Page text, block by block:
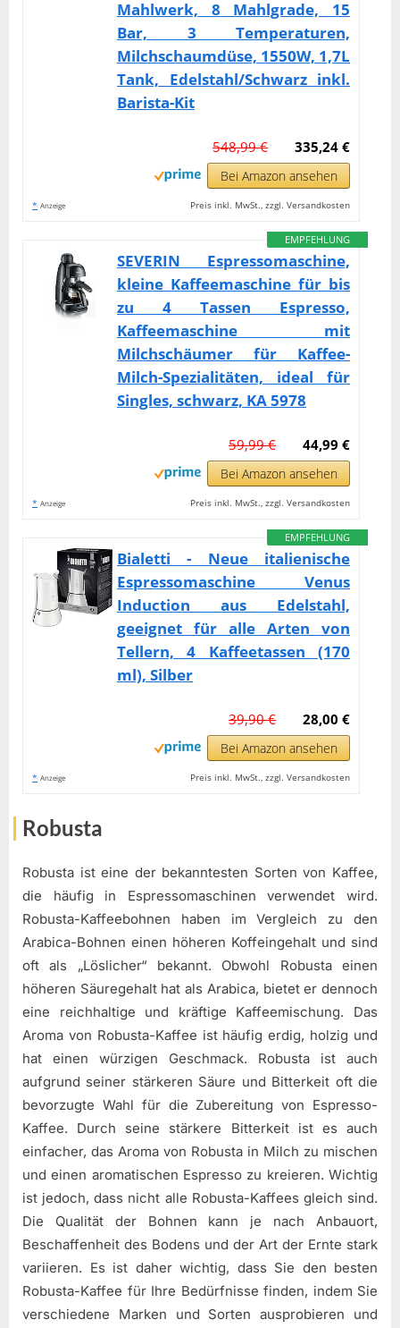
Mahlwerk, 8 Mahlgrade, 15
Bar, 3 Temperaturen,
Milchschaumdüse, 1550W, 1,7L
Tank, Edelstahl/Schwarz inkl.
Barista-Kit
335,24 €
548,99 €
Bei Amazon ansehen
* Anzeige Preis inkl. MwSt., zzgl. Versandkosten
EMPFEHLUNG
SEVERIN Espressomaschine,
kleine Kaffeemaschine für bis
zu 4 Tassen Espresso,
Kaffeemaschine mit
Milchschäumer für Kaffee-
Milch-Spezialitäten, ideal für
Singles, schwarz, KA 5978
44,99 €
59,99 €
Bei Amazon ansehen
* Anzeige Preis inkl. MwSt., zzgl. Versandkosten
EMPFEHLUNG
Bialetti - Neue italienische
Espressomaschine Venus
Induction aus Edelstahl,
geeignet für alle Arten von
Tellern, 4 Kaffeetassen (170
ml), Silber
28,00 €
39,90 €
Bei Amazon ansehen
* Anzeige Preis inkl. MwSt., zzgl. Versandkosten
Robusta
Robusta ist eine der bekanntesten Sorten von Kaffee,
die häufig in Espressomaschinen verwendet wird.
Robusta-Kaffeebohnen haben im Vergleich zu den
Arabica-Bohnen einen höheren Koffeingehalt und sind
oft als „Löslicher“ bekannt. Obwohl Robusta einen
höheren Säuregehalt hat als Arabica, bietet er dennoch
eine reichhaltige und kräftige Kaffeemischung. Das
Aroma von Robusta-Kaffee ist häufig erdig, holzig und
hat einen würzigen Geschmack. Robusta ist auch
aufgrund seiner stärkeren Säure und Bitterkeit oft die
bevorzugte Wahl für die Zubereitung von Espresso-
Kaffee. Durch seine stärkere Bitterkeit ist es auch
einfacher, das Aroma von Robusta in Milch zu mischen
und einen aromatischen Espresso zu kreieren. Wichtig
ist jedoch, dass nicht alle Robusta-Kaffees gleich sind.
Die Qualität der Bohnen kann je nach Anbauort,
Beschaffenheit des Bodens und der Art der Ernte stark
variieren. Es ist daher wichtig, dass Sie den besten
Robusta-Kaffee für Ihre Bedürfnisse finden, indem Sie
verschiedene Marken und Sorten ausprobieren und